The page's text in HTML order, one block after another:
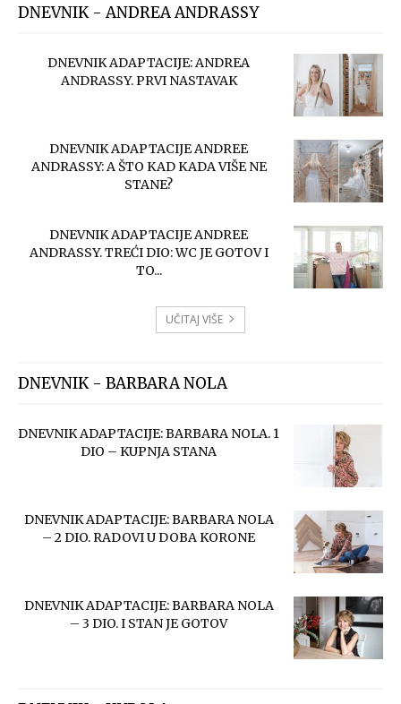
DNEVNIK - ANDREA ANDRASSY
DNEVNIK ADAPTACIJE: ANDREA
ANDRASSY. PRVI NASTAVAK
DNEVNIK ADAPTACIJE ANDREE
ANDRASSY: A ŠTO KAD KADA VIŠE NE
STANE?
DNEVNIK ADAPTACIJE ANDREE
ANDRASSY. TREĆI DIO: WC JE GOTOV I
TO...
UČITAJ VIŠE
DNEVNIK - BARBARA NOLA
DNEVNIK ADAPTACIJE: BARBARA NOLA. 1
DIO – KUPNJA STANA
DNEVNIK ADAPTACIJE: BARBARA NOLA
– 2 DIO. RADOVI U DOBA KORONE
DNEVNIK ADAPTACIJE: BARBARA NOLA
– 3 DIO. I STAN JE GOTOV